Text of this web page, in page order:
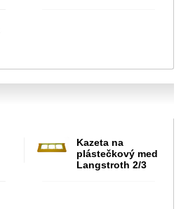
Kazeta na
plástečkový med
Langstroth 2/3